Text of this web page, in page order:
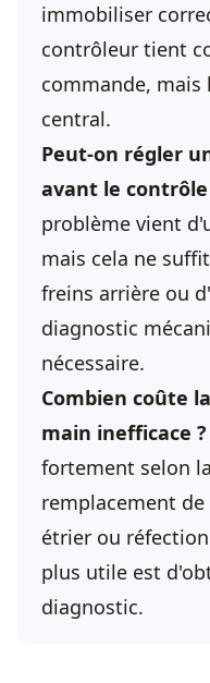
immobiliser
contrôleur tient
commande,
central.
Peut-on régler
avant le
problème vient
mais cela ne
freins arrière ou
diagnostic
nécessaire.
Combien coûte
main inefficace ?
fortement selon
remplacement
étrier ou
plus utile est
diagnostic.